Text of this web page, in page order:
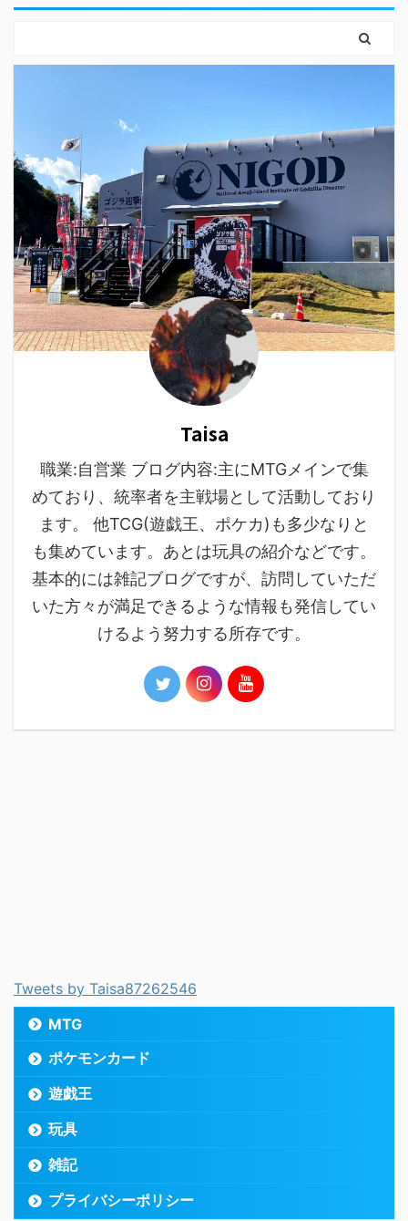
Taisa
職業:自営業 ブログ内容:主にMTGメインで集
めており、統率者を主戦場として活動しており
ます。 他TCG(遊戯王、ポケカ)も多少なりと
も集めています。あとは玩具の紹介などです。
基本的には雑記ブログですが、訪問していただ
いた方々が満足できるような情報も発信してい
けるよう努力する所存です。
Tweets by Taisa87262546
MTG
ポケモンカード
遊戯王
玩具
雑記
プライバシーポリシー